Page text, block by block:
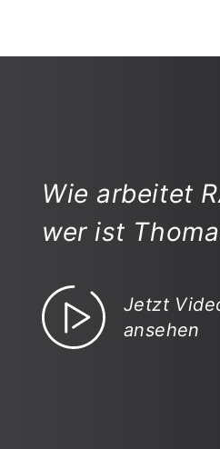
Wie arbeitet
wer ist
Jetzt
ansehen